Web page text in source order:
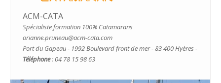
ACM-CATA
Spécialiste formation 100% Catamarans
orianne.pruneau@acm-cata.com
Port du Gapeau - 1992 Boulevard front de mer - 83 400 Hyères -
Téléphone: 04 78 15 98 63